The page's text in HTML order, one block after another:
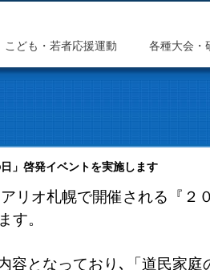
こども・若者応援運動 各種大会・
」啓発イベントを実施します
リオ札幌で開催される『２
。
となっており､「道民家庭